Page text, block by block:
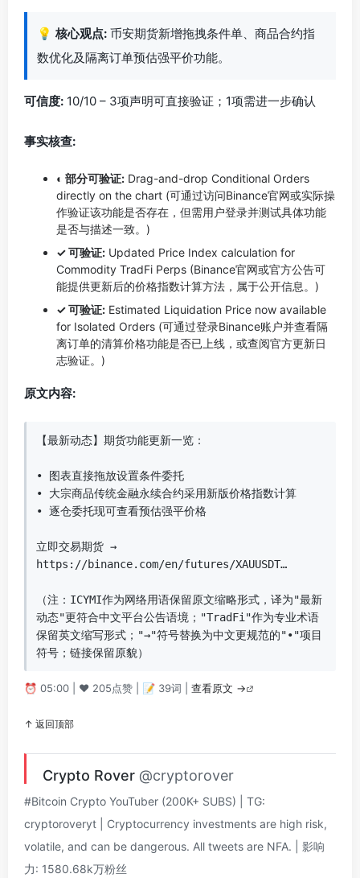
💡 核心观点: 币安期货新增拖拽条件单、商品合约指
数优化及隔离订单预估强平价功能。
可信度: 10/10 – 3项声明可直接验证；1项需进一步确认
事实核查:
◐ 部分可验证: Drag-and-drop Conditional Orders
directly on the chart (可通过访问Binance官网或实际操
作验证该功能是否存在，但需用户登录并测试具体功能
是否与描述一致。)
✓ 可验证: Updated Price Index calculation for
Commodity TradFi Perps (Binance官网或官方公告可
能提供更新后的价格指数计算方法，属于公开信息。)
✓ 可验证: Estimated Liquidation Price now available
for Isolated Orders (可通过登录Binance账户并查看隔
离订单的清算价格功能是否已上线，或查阅官方更新日
志验证。)
原文内容:
【最新动态】期货功能更新一览：
• 图表直接拖放设置条件委托
• 大宗商品传统金融永续合约采用新版价格指数计算
• 逐仓委托现可查看预估强平价格
立即交易期货 →
https://binance.com/en/futures/XAUUSDT…
（注：ICYMI作为网络用语保留原文缩略形式，译为"最新
动态"更符合中文平台公告语境；"TradFi"作为专业术语
保留英文缩写形式；"→"符号替换为中文更规范的"•"项目
符号；链接保留原貌）
⏰ 05:00 | ❤️ 205点赞 | 📝 39词 | 查看原文 →
↑ 返回顶部
Crypto Rover @cryptorover
#Bitcoin Crypto YouTuber (200K+ SUBS) | TG:
cryptoroveryt | Cryptocurrency investments are high risk,
volatile, and can be dangerous. All tweets are NFA. | 影响
力: 1580.68k万粉丝